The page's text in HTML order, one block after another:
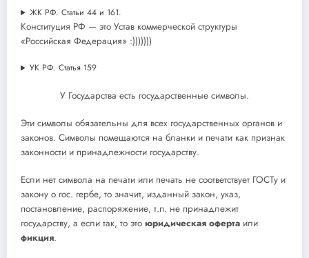
ЖК РФ. Статьи 44 и 161.
Конституция РФ — это Устав коммерческой структуры
«Российская Федерация» :)))))))
УК РФ. Статья 159
У Государства есть государственные символы.
Эти символы обязательны для всех государственных органов и
законов. Символы помещаются на бланки и печати как признак
законности и принадлежности государству.
Если нет символа на печати или печать не соответствует ГОСТу и
закону о гос. гербе, то значит, изданный закон, указ,
постановление, распоряжение, т.п. не принадлежит
государству, а если так, то это юридическая оферта или
фикция.